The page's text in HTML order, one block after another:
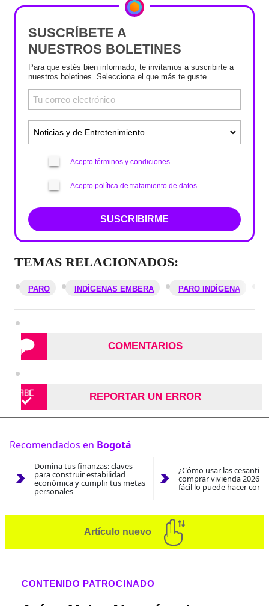
SUSCRÍBETE A
NUESTROS BOLETINES
Para que estés bien informado, te invitamos a suscribirte a
nuestros boletines. Selecciona el que más te guste.
Acepto términos y condiciones
Acepto política de tratamiento de datos
SUSCRIBIRME
TEMAS RELACIONADOS:
PARO INDÍGENAS EMBERA PARO INDÍGENA
COMENTARIOS
REPORTAR UN ERROR
Recomendados en Bogotá
Domina tus finanzas: claves
para construir estabilidad
económica y cumplir tus metas
personales
¿Cómo usar las
comprar vivienda 2026?
fácil lo puede hacer con
Artículo nuevo
CONTENIDO PATROCINADO